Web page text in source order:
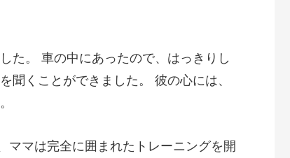
、はっきりし
聞くことがで